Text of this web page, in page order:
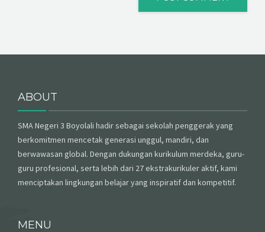
ABOUT
SMA Negeri 3 Boyolali hadir sebagai sekolah penggerak yang
berkomitmen mencetak generasi unggul, mandiri, dan
berwawasan global. Dengan dukungan kurikulum merdeka, guru-
guru profesional, serta lebih dari 27 ekstrakurikuler aktif, kami
menciptakan lingkungan belajar yang inspiratif dan kompetitif.
MENU